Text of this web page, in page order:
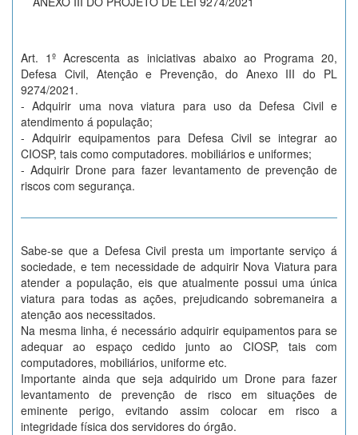
Art. 1º Acrescenta as iniciativas abaixo ao Programa 20,
Defesa Civil, Atenção e Prevenção, do Anexo III do PL
9274/2021.
- Adquirir uma nova viatura para uso da Defesa Civil e
atendimento á população;
- Adquirir equipamentos para Defesa Civil se integrar ao
CIOSP, tais como computadores. mobiliários e uniformes;
- Adquirir Drone para fazer levantamento de prevenção de
riscos com segurança.
Sabe-se que a Defesa Civil presta um importante serviço á
sociedade, e tem necessidade de adquirir Nova Viatura para
atender a população, eis que atualmente possui uma única
viatura para todas as ações, prejudicando sobremaneira a
atenção aos necessitados.
Na mesma linha, é necessário adquirir equipamentos para se
adequar ao espaço cedido junto ao CIOSP, tais com
computadores, mobiliários, uniforme etc.
Importante ainda que seja adquirido um Drone para fazer
levantamento de prevenção de risco em situações de
eminente perigo, evitando assim colocar em risco a
integridade física dos servidores do órgão.